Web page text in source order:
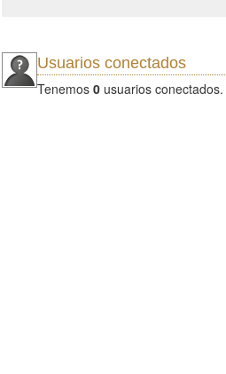
Usuarios conectados
Tenemos 0 usuarios conectados.